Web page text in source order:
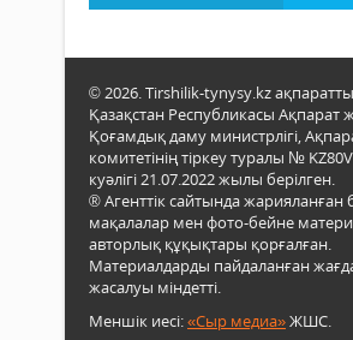
© 2026. Tirshilik-tynysy.kz
Қазақстан Республикасы Ақпарат
Қоғамдық даму министрлігі,
комитетінің тіркеу туралы №
куәлігі 21.07.2022 жылы берілген.
® Агенттік сайтында жарияланған
мақалалар мен фото-бейне
авторлық құқықтары қорғалған.
Материалдарды пайдаланған
жасалуы міндетті.
Меншік иесі:«Сыр медиа»ЖШС.